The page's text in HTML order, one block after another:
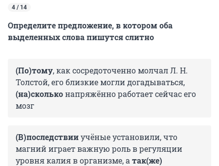
4 / 14
Определите предложение, в котором оба
выделенных слова пишутся слитно
(По)тому, как сосредоточенно молчал Л. Н.
Толстой, его близкие могли догадываться,
(на)скольконапряжённо работает сейчас его
мозг
(В)последствииучёные установили, что
магний играет важную роль в регуляции
уровня калия в организме, а так(же)